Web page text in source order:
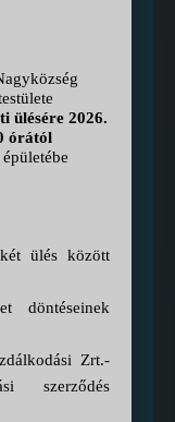
ülésére 2026.
órától
ülés között
döntéseinek
Zrt.-
szerződés